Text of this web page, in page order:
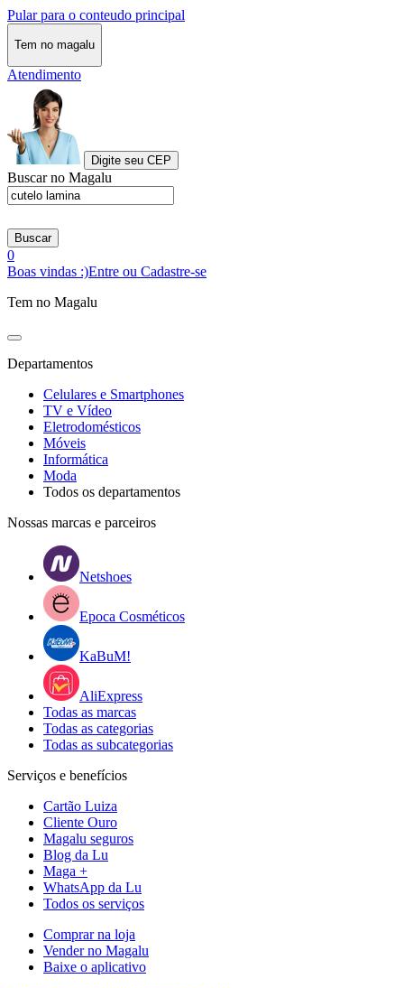
Pular para o conteudo principal
Tem no magalu
Atendimento
Digite seu CEP
Buscar no Magalu
Buscar
0
Boas vindas :)Entre ou Cadastre-se
Tem no Magalu
Departamentos
Celulares e Smartphones
TV e Vídeo
Eletrodomésticos
Móveis
Informática
Moda
Todos os departamentos
Nossas marcas e parceiros
Netshoes
Epoca Cosméticos
KaBuM!
AliExpress
Todas as marcas
Todas as categorias
Todas as subcategorias
Serviços e benefícios
Cartão Luiza
Cliente Ouro
Magalu seguros
Blog da Lu
Maga +
WhatsApp da Lu
Todos os serviços
Comprar na loja
Vender no Magalu
Baixe o aplicativo